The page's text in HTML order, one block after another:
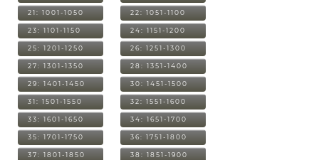
21: 1001-1050 22: 1051-1100
23: 1101-1150 24: 1151-1200
25: 1201-1250 26: 1251-1300
27: 1301-1350 28: 1351-1400
29: 1401-1450 30: 1451-1500
31: 1501-1550 32: 1551-1600
33: 1601-1650 34: 1651-1700
35: 1701-1750 36: 1751-1800
37: 1801-1850 38: 1851-1900